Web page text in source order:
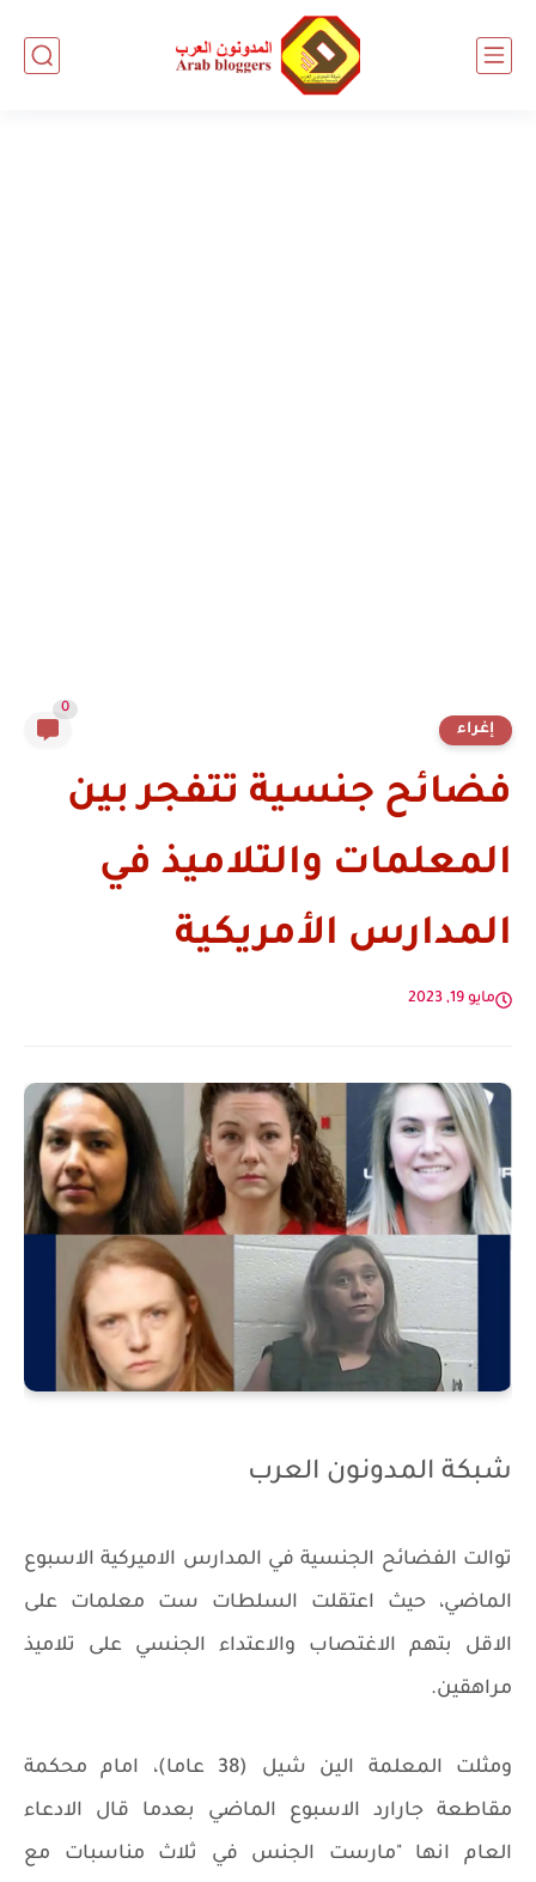
إغراء
0
فضائح جنسية تتفجر بين
المعلمات والتلاميذ في
المدارس الأمريكية
مايو 19, 2023
شبكة المدونون العرب
توالت الفضائح الجنسية في المدارس الاميركية الاسبوع
الماضي، حيث اعتقلت السلطات ست معلمات على
الاقل بتهم الاغتصاب والاعتداء الجنسي على تلاميذ
مراهقين.
ومثلت المعلمة الين شيل (38 عاما)، امام محكمة
مقاطعة جارارد الاسبوع الماضي بعدما قال الادعاء
العام انها "مارست الجنس في ثلاث مناسبات مع